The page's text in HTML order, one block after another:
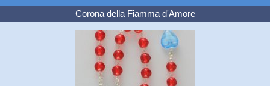
Corona della Fiamma d'Amore